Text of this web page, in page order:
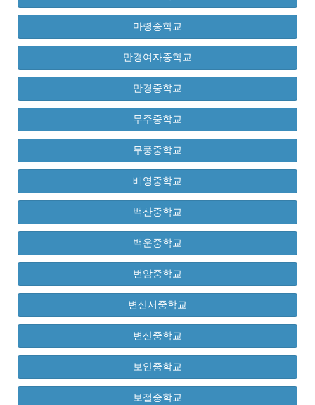
마령중학교
만경여자중학교
만경중학교
무주중학교
무풍중학교
배영중학교
백산중학교
백운중학교
번암중학교
변산서중학교
변산중학교
보안중학교
보절중학교